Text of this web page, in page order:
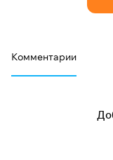
Комментарии